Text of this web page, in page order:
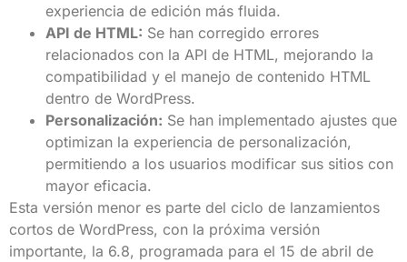
experiencia de edición más fluida.
API de HTML: Se han corregido errores
relacionados con la API de HTML, mejorando la
compatibilidad y el manejo de contenido HTML
dentro de WordPress.
Personalización: Se han implementado ajustes que
optimizan la experiencia de personalización,
permitiendo a los usuarios modificar sus sitios con
mayor eficacia.
Esta versión menor es parte del ciclo de lanzamientos
cortos de WordPress, con la próxima versión
importante, la 6.8, programada para el 15 de abril de